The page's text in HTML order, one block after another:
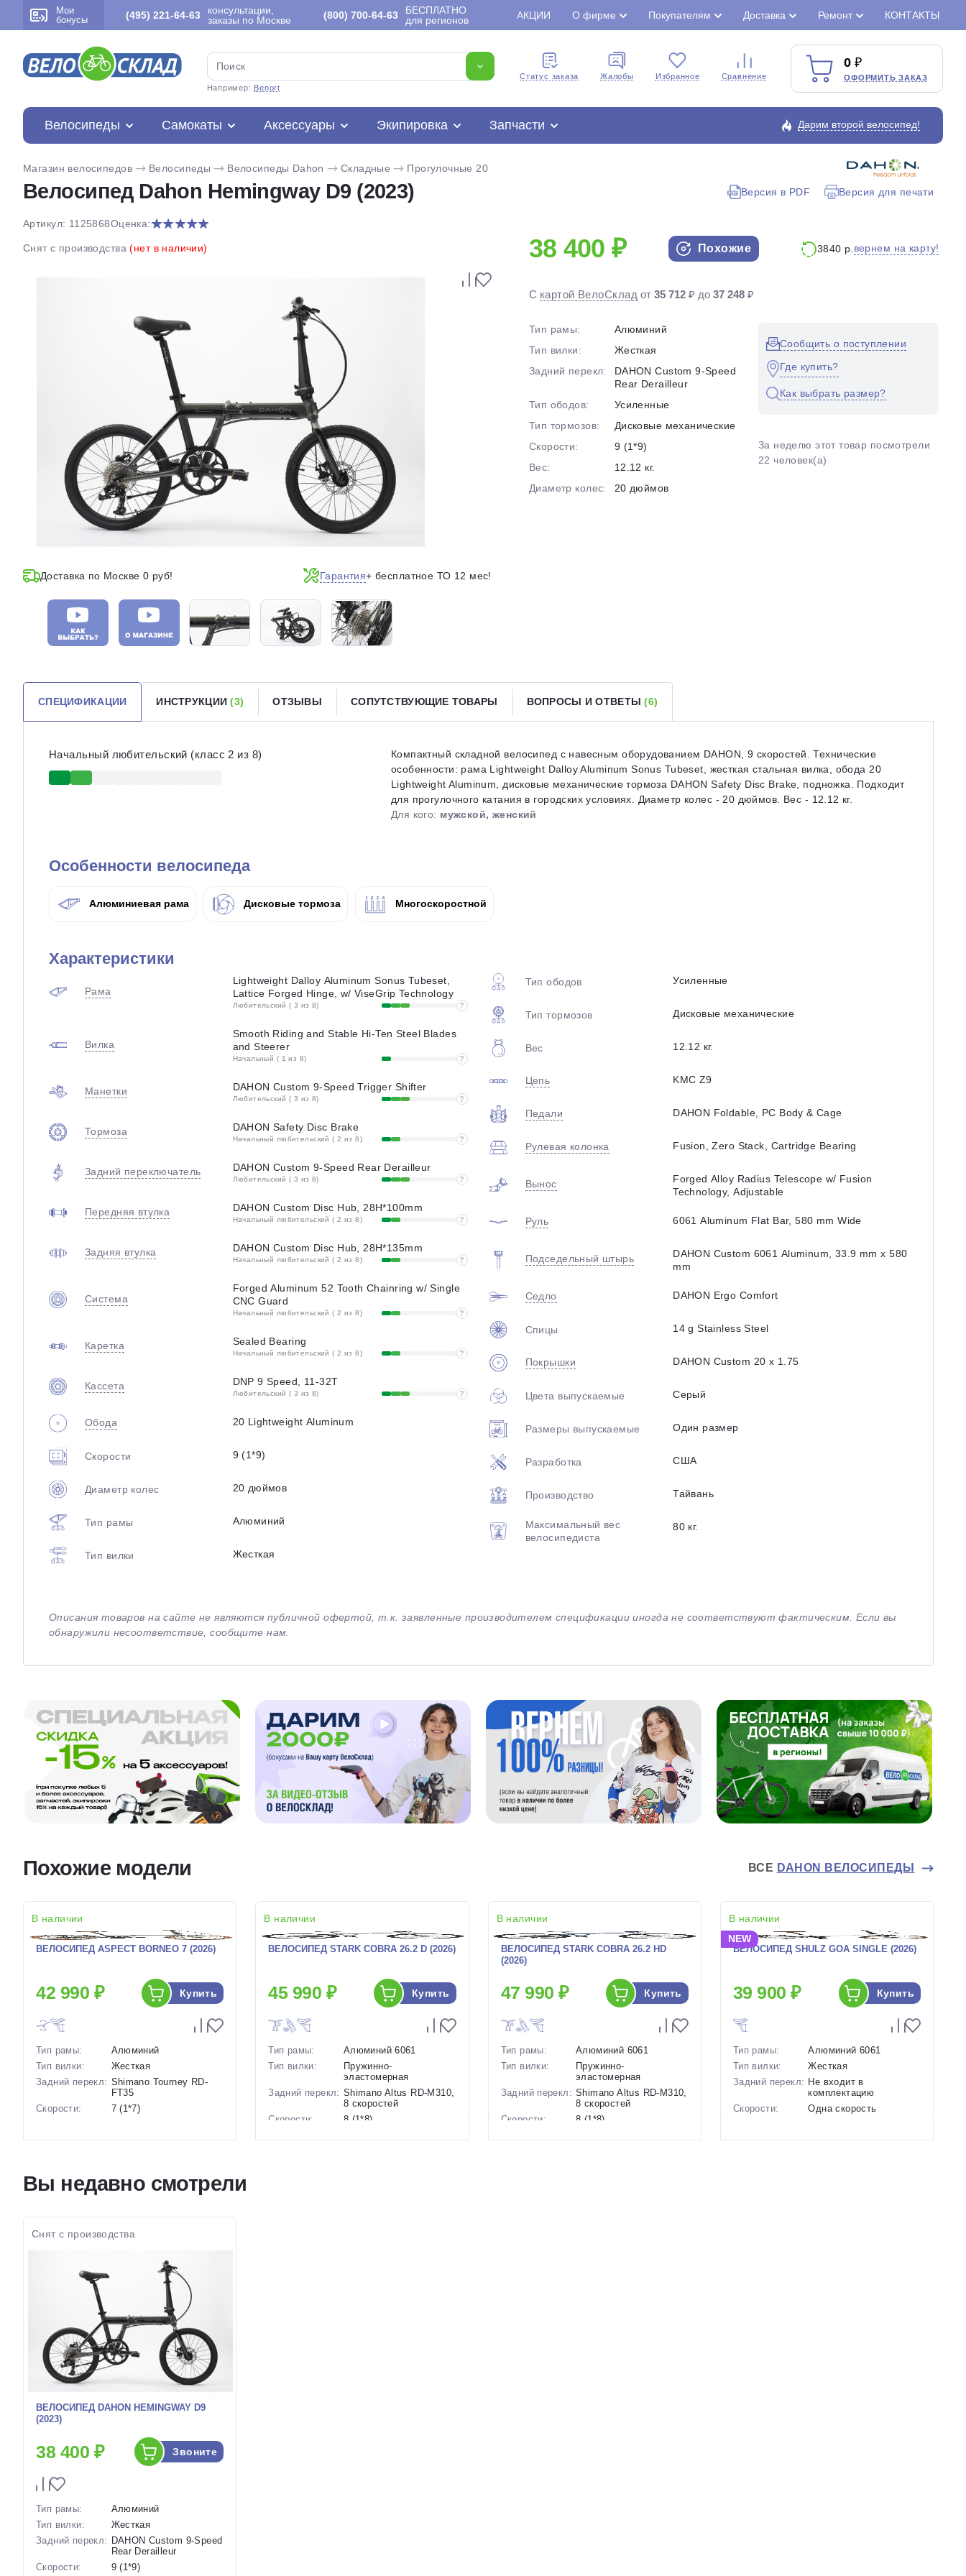
Мои
бонусы
(495) 221-64-63
консультации,
заказы по Москве
(800) 700-64-63
БЕСПЛАТНО
для регионов
АКЦИИ О фирме Покупателям Доставка Ремонт КОНТАКТЫ
Например: Benort
Cтатус заказа Жалобы Избранное Сравнение
0
ОФОРМИТЬ ЗАКАЗ
Велосипеды Самокаты Аксессуары Экипировка Запчасти Дарим второй велосипед!
Магазин велосипедов Велосипеды Велосипеды Dahon Складные Прогулочные 20
Велосипед Dahon Hemingway D9 (2023) Версия в PDF Версия для печати
Артикул: 1125868Оценка:
Снят с производства(нет в наличии)
Доставка по Москве 0 руб! Гарантия+ бесплатное ТО 12 мес!
38 400 ₽ Похожие 3840 р. вернем на карту!
С картой ВелоСклад от35 712 ₽ до37 248 ₽
Тип рамы:
Алюминий
Тип вилки:
Жесткая
Задний перекл:
DAHON Custom 9-Speed
Rear Derailleur
Тип ободов:
Усиленные
Тип тормозов:
Дисковые механические
Скорости:
9 (1*9)
Вес:
12.12 кг.
Диаметр колес:
20 дюймов
Сообщить о поступлении
Где купить?
Как выбрать размер?
За неделю этот товар посмотрели
22 человек(а)
СПЕЦИФИКАЦИИ ИНСТРУКЦИИ(3) ОТЗЫВЫ СОПУТСТВУЮЩИЕ ТОВАРЫ ВОПРОСЫ И ОТВЕТЫ(6)
Начальный любительский (класс 2 из 8)
Компактный складной велосипед с навесным оборудованием DAHON, 9 скоростей. Технические
особенности: рама Lightweight Dalloy Aluminum Sonus Tubeset, жесткая стальная вилка, обода 20
Lightweight Aluminum, дисковые механические тормоза DAHON Safety Disc Brake, подножка. Подходит
для прогулочного катания в городских условиях. Диаметр колес - 20 дюймов. Вес - 12.12 кг.
Для кого: мужской, женский
Особенности велосипеда
Алюминиевая рама Дисковые тормоза Многоскоростной
Характеристики
Рама
Lightweight Dalloy Aluminum Sonus Tubeset,
Lattice Forged Hinge, w/ ViseGrip Technology
Любительский ( 3 из 8) ?
Вилка
Smooth Riding and Stable Hi-Ten Steel Blades
and Steerer
Начальный ( 1 из 8) ?
Манетки DAHON Custom 9-Speed Trigger Shifter
Любительский ( 3 из 8) ?
Тормоза DAHON Safety Disc Brake
Начальный любительский ( 2 из 8) ?
Задний переключатель DAHON Custom 9-Speed Rear Derailleur
Любительский ( 3 из 8) ?
Передняя втулка DAHON Custom Disc Hub, 28H*100mm
Начальный любительский ( 2 из 8) ?
Задняя втулка DAHON Custom Disc Hub, 28H*135mm
Начальный любительский ( 2 из 8) ?
Система
Forged Aluminum 52 Tooth Chainring w/ Single
CNC Guard
Начальный любительский ( 2 из 8) ?
Каретка Sealed Bearing
Начальный любительский ( 2 из 8) ?
Кассета DNP 9 Speed, 11-32T
Любительский ( 3 из 8) ?
Обода 20 Lightweight Aluminum
Скорости 9 (1*9)
Диаметр колес 20 дюймов
Тип рамы Алюминий
Тип вилки Жесткая
Тип ободов Усиленные
Тип тормозов Дисковые механические
Вес 12.12 кг.
Цепь KMC Z9
Педали DAHON Foldable, PC Body & Cage
Рулевая колонка Fusion, Zero Stack, Cartridge Bearing
Вынос
Forged Alloy Radius Telescope w/ Fusion
Technology, Adjustable
Руль 6061 Aluminum Flat Bar, 580 mm Wide
Подседельный штырь
DAHON Custom 6061 Aluminum, 33.9 mm x 580
mm
Седло DAHON Ergo Comfort
Спицы 14 g Stainless Steel
Покрышки DAHON Custom 20 x 1.75
Цвета выпускаемые Серый
Размеры выпускаемые Один размер
Разработка США
Производство Тайвань
Максимальный вес
велосипедиста
80 кг.
Описания товаров на сайте не являются публичной офертой, т.к. заявленные производителем спецификации иногда не соответствуют фактическим. Если вы
обнаружили несоответствие, сообщите нам.
Похожие модели ВСЕ DAHON ВЕЛОСИПЕДЫ
В наличии
ВЕЛОСИПЕД ASPECT BORNEO 7 (2026)
42 990 ₽ Купить
Тип рамы:
Алюминий
Тип вилки:
Жесткая
Задний перекл: Shimano Tourney RD-
FT35
Скорости:
7 (1*7)
Цвет-размер в
наличии:
Серый, Синий
В наличии
ВЕЛОСИПЕД STARK COBRA 26.2 D (2026)
45 990 ₽ Купить
Тип рамы:
Алюминий 6061
Тип вилки:
Пружинно-
эластомерная
Задний перекл: Shimano Altus RD-M310,
8 скоростей
Скорости:
8 (1*8)
В наличии
ВЕЛОСИПЕД STARK COBRA 26.2 HD
(2026)
47 990 ₽ Купить
Тип рамы:
Алюминий 6061
Тип вилки:
Пружинно-
эластомерная
Задний перекл: Shimano Altus RD-M310,
8 скоростей
Скорости:
8 (1*8)
В наличии
NEW
ВЕЛОСИПЕД SHULZ GOA SINGLE (2026)
39 900 ₽ Купить
Тип рамы:
Алюминий 6061
Тип вилки:
Жесткая
Задний перекл: Не входит в
комплектацию
Скорости:
Одна скорость
Вы недавно смотрели
Снят с производства
ВЕЛОСИПЕД DAHON HEMINGWAY D9
(2023)
38 400 ₽ Звоните
Тип рамы:
Алюминий
Тип вилки:
Жесткая
Задний перекл: DAHON Custom 9-Speed
Rear Derailleur
Скорости:
9 (1*9)
Разбейте
на части
без переплат
График платежей
Сегодня
25%
Оплачивайте сегодня только
25% картой любого банка
Подробнее об оплате Плайтом
25
plait.ru